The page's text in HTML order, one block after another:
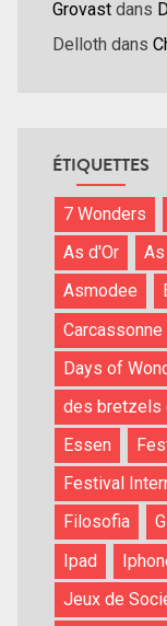
Grovast dans
Delloth dans
ÉTIQUETTES
7 Wonders
As d'Or
Asmodee
Carcassonne
Days of
des bretzels
Essen
Festival
Filosofia
Ipad
Jeux de